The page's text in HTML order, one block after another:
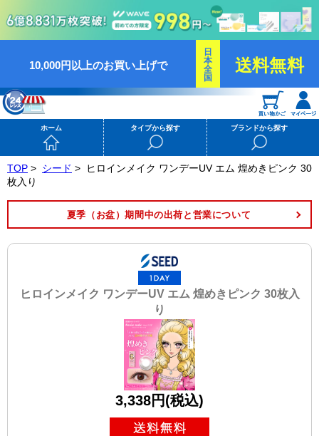
10,000円以上のお買い上げで
日
本
全
国
送料無料
ホーム タイプから探す ブランドから探す
TOP > シード >
ヒロインメイク ワンデーUV エム 煌めきピンク 30
枚入り
夏季（お盆）期間中の出荷と営業について
ヒロインメイク ワンデーUV エム 煌めきピンク 30枚入
り
3,338円(税込)